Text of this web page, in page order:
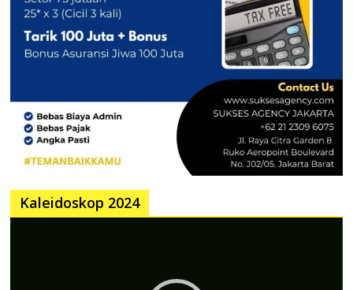
Kaleidoskop 2024